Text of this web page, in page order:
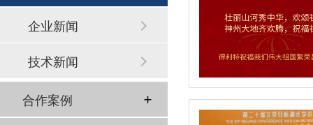
企业新闻
技术新闻
合作案例